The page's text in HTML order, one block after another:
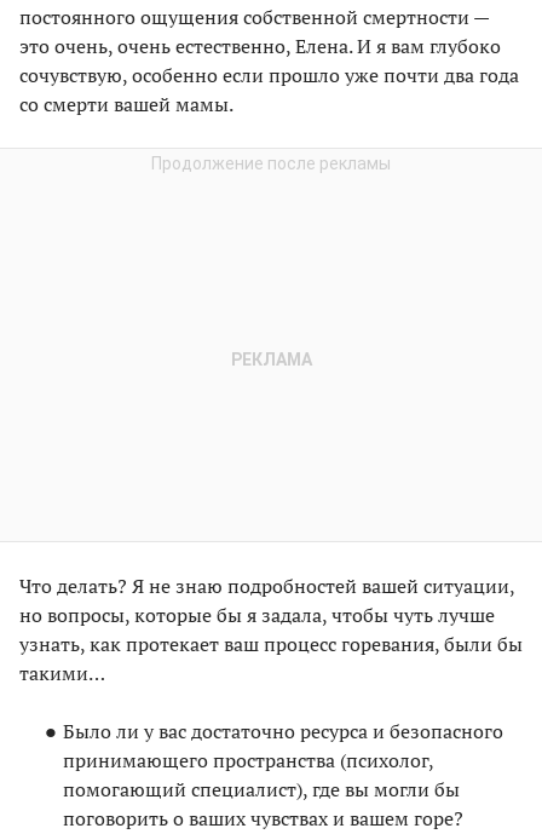
постоянного ощущения собственной смертности —
это очень, очень естественно, Елена. И я вам глубоко
сочувствую, особенно если прошло уже почти два года
со смерти вашей мамы.
Что делать? Я не знаю подробностей вашей ситуации,
но вопросы, которые бы я задала, чтобы чуть лучше
узнать, как протекает ваш процесс горевания, были бы
такими…
Было ли у вас достаточно ресурса и безопасного
принимающего пространства (психолог,
помогающий специалист), где вы могли бы
поговорить о ваших чувствах и вашем горе?